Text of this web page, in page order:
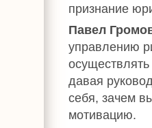
признание
Павел
управлению
давая
себя, зачем
мотивацию.